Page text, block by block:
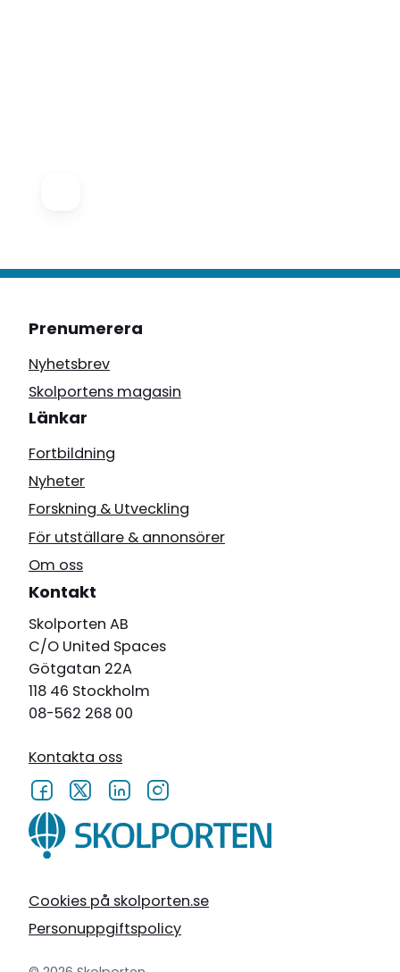
Cookies på skolporten.se
Personuppgiftspolicy
Prenumerera
Nyhetsbrev
Skolportens magasin
Länkar
Fortbildning
Nyheter
Forskning & Utveckling
För utställare & annonsörer
Om oss
Kontakt
Skolporten AB
C/O United Spaces
Götgatan 22A
118 46 Stockholm
08-562 268 00
Kontakta oss